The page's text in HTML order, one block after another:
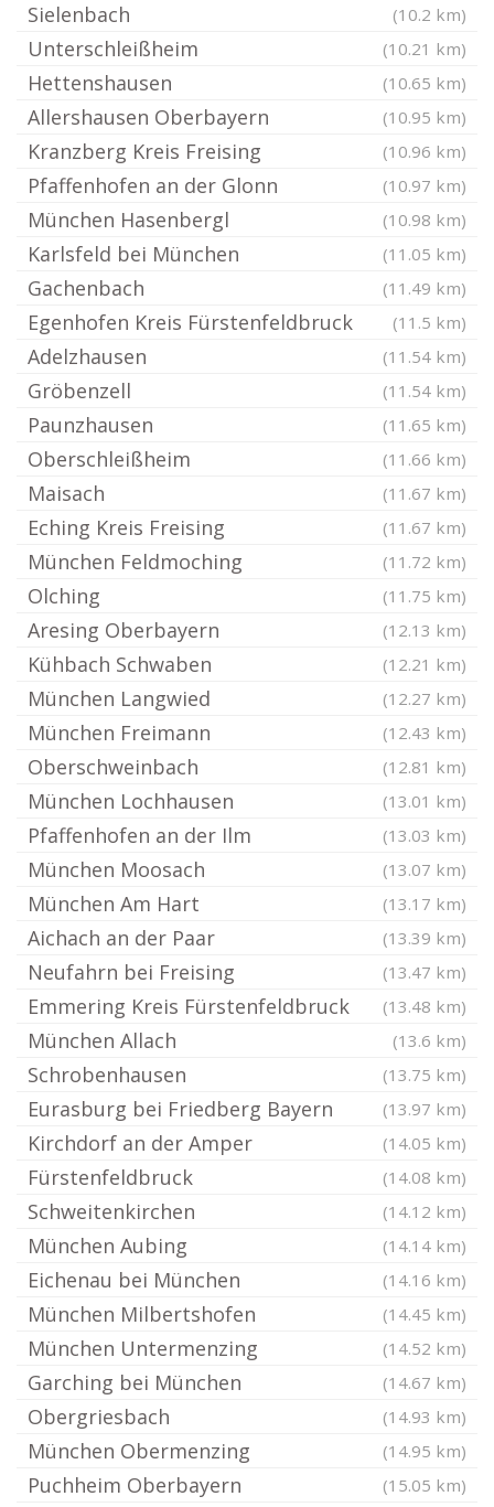
Sielenbach (10.2 km)
Unterschleißheim (10.21 km)
Hettenshausen (10.65 km)
Allershausen Oberbayern (10.95 km)
Kranzberg Kreis Freising (10.96 km)
Pfaffenhofen an der Glonn (10.97 km)
München Hasenbergl (10.98 km)
Karlsfeld bei München (11.05 km)
Gachenbach (11.49 km)
Egenhofen Kreis Fürstenfeldbruck (11.5 km)
Adelzhausen (11.54 km)
Gröbenzell (11.54 km)
Paunzhausen (11.65 km)
Oberschleißheim (11.66 km)
Maisach (11.67 km)
Eching Kreis Freising (11.67 km)
München Feldmoching (11.72 km)
Olching (11.75 km)
Aresing Oberbayern (12.13 km)
Kühbach Schwaben (12.21 km)
München Langwied (12.27 km)
München Freimann (12.43 km)
Oberschweinbach (12.81 km)
München Lochhausen (13.01 km)
Pfaffenhofen an der Ilm (13.03 km)
München Moosach (13.07 km)
München Am Hart (13.17 km)
Aichach an der Paar (13.39 km)
Neufahrn bei Freising (13.47 km)
Emmering Kreis Fürstenfeldbruck (13.48 km)
München Allach (13.6 km)
Schrobenhausen (13.75 km)
Eurasburg bei Friedberg Bayern (13.97 km)
Kirchdorf an der Amper (14.05 km)
Fürstenfeldbruck (14.08 km)
Schweitenkirchen (14.12 km)
München Aubing (14.14 km)
Eichenau bei München (14.16 km)
München Milbertshofen (14.45 km)
München Untermenzing (14.52 km)
Garching bei München (14.67 km)
Obergriesbach (14.93 km)
München Obermenzing (14.95 km)
Puchheim Oberbayern (15.05 km)